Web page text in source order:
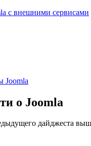
с внешними сервисами
Joomla
о Joomla
дайджеста